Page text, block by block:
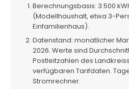
Berechnungsbasis: 3.500
(Modellhaushalt, etwa 3-
Einfamilienhaus).
Datenstand: monatlicher
2026. Werte sind
Postleitzahlen des
verfügbaren Tarifdaten.
Stromrechner.